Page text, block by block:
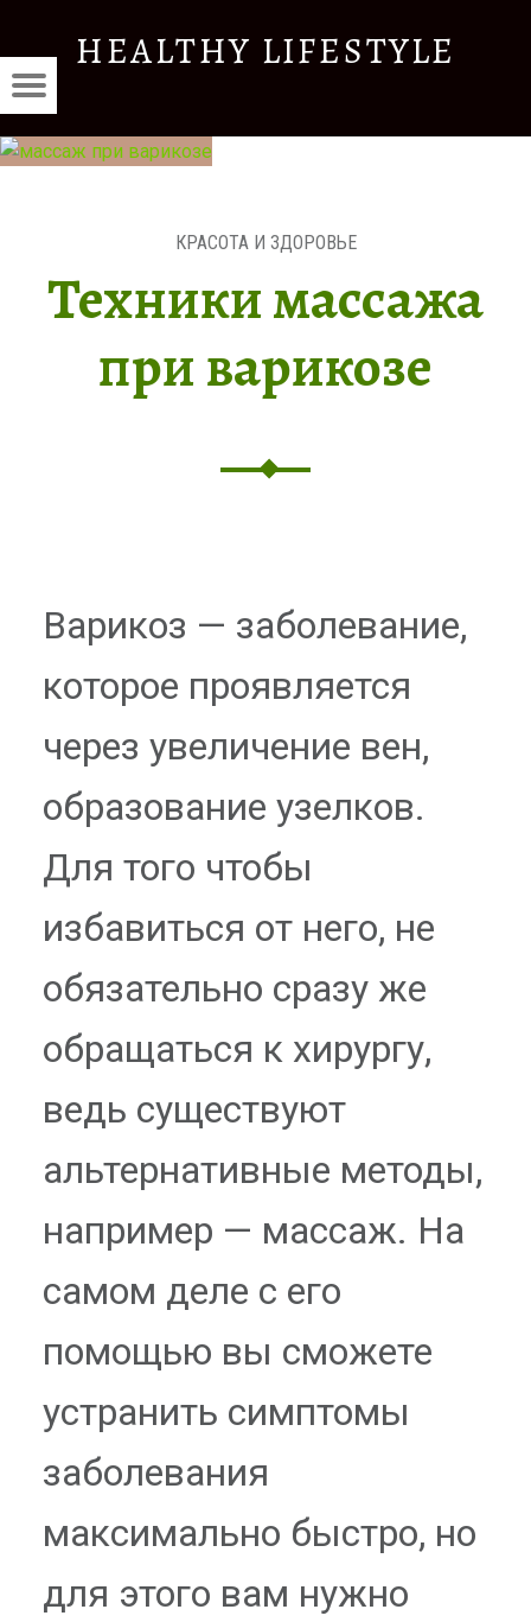
ТЕХНИКИ
МАССАЖА
—
HEALTHY LIFESTYLE
и
здоровье
Menu
Техники массажа
при варикозе
КРАСОТА И ЗДОРОВЬЕ
Варикоз — заболевание,
которое проявляется
через увеличение вен,
образование узелков.
Для того чтобы
избавиться от него, не
обязательно сразу же
обращаться к хирургу,
ведь существуют
альтернативные методы,
например — массаж. На
самом деле с его
помощью вы сможете
устранить симптомы
заболевания
максимально быстро, но
для этого вам нужно